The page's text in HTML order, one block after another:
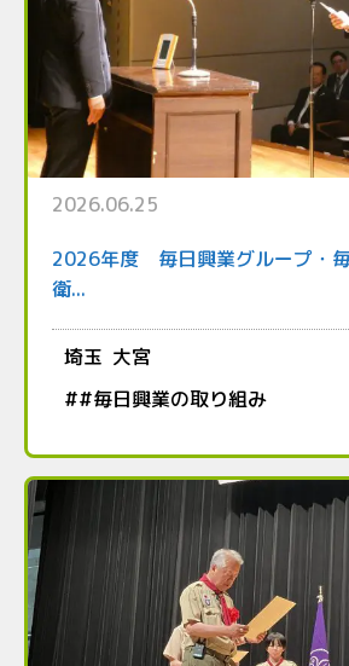
2026.06.25
2026年度 毎日興業グループ・
衛...
埼玉 大宮
##毎日興業の取り組み